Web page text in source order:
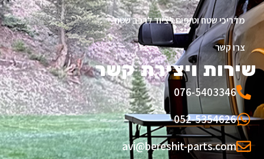
מדריכי שטח וטיפים לציוד לרכב שטח
צרו קשר
שירות ויצירת קשר
076-5403346
052-5354626
avi@bereshit-parts.com